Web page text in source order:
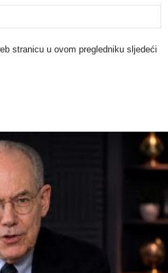
stranicu u ovom pregledniku sljedeći